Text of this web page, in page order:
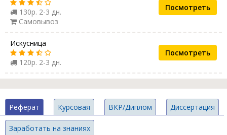
130р. 2-3 дн.
Самовывоз
Посмотреть
Искусница
120р. 2-3 дн.
Посмотреть
Реферат Курсовая ВКР/Диплом Диссертация
Заработать на знаниях